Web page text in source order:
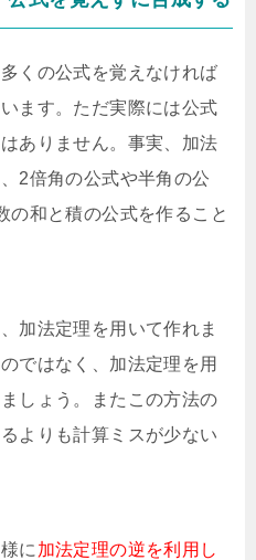
くの公式を覚えなければ
ます。ただ実際には公式
ありません。事実、加法
2倍角の公式や半角の公
の和と積の公式を作ること
加法定理を用いて作れま
ではなく、加法定理を用
しょう。またこの方法の
よりも計算ミスが少ない
に 加法定理の逆を利用し